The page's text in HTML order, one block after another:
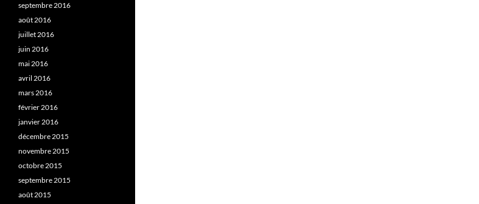
septembre 2016
août 2016
juillet 2016
juin 2016
mai 2016
avril 2016
mars 2016
février 2016
janvier 2016
décembre 2015
novembre 2015
octobre 2015
septembre 2015
août 2015